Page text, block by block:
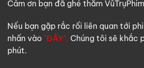
Cảm ơn bạn đã ghé thăm VũTrụPhim
Nếu bạn gặp rắc rối liên quan tới
nhấn vào "ĐÂY". Chúng tôi sẽ khắc
phút.